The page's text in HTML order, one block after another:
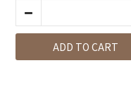
ADD TO CART